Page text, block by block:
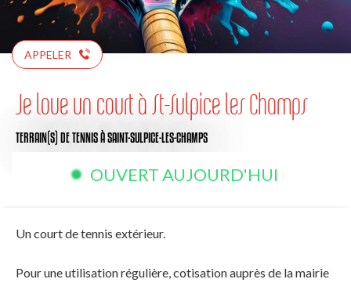
APPELER
Je loue un court à St-Sulpice les Champs
TERRAIN(S) DE TENNISÀ SAINT-SULPICE-LES-CHAMPS
OUVERT AUJOURD'HUI
Un court de tennis extérieur.
Pour une utilisation régulière, cotisation auprès de la mairie